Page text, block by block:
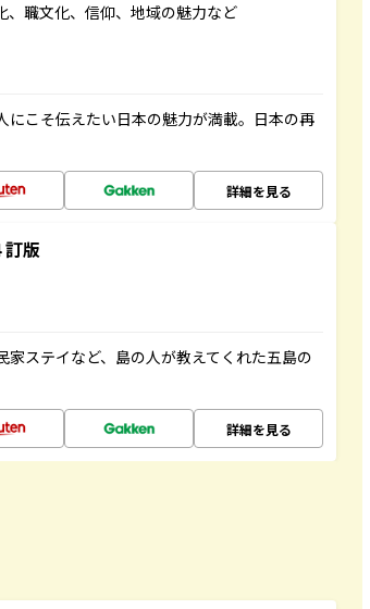
職文化、信仰、地域の魅力など
にこそ伝えたい日本の魅力が満載。日本の再
詳細を見る
版
ステイなど、島の人が教えてくれた五島の
詳細を見る